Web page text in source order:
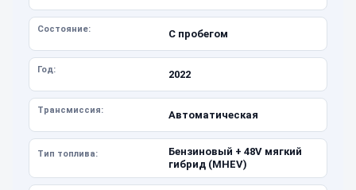
Состояние: С пробегом
Год: 2022
Трансмиссия: Автоматическая
Тип топлива:
Бензиновый + 48V мягкий
гибрид (MHEV)